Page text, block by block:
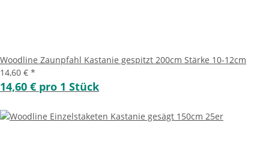
Woodline Zaunpfahl Kastanie gespitzt 200cm Stärke 10-12cm
14,60 € *
14,60 € pro 1 Stück